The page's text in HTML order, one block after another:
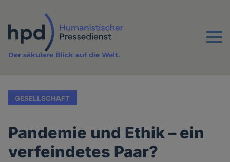
Inhalt
Menu
Der säkulare Blick auf die Welt.
GESELLSCHAFT
Pandemie und Ethik – ein
verfeindetes Paar?